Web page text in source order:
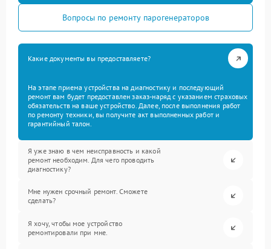
Вопросы по ремонту парогенераторов
Какие документы вы предоставляете?
На этапе приема устройства на диагностику и последующий
ремонт вам будет предоставлен заказ-наряд с указанием страховых
обязательств на ваше устройство. Далее, после выполнения работ
по ремонту техники, вы получите акт выполненных работ и
гарантийный талон.
Я уже знаю в чем неисправность и какой
ремонт необходим. Для чего проводить
диагностику?
Мне нужен срочный ремонт. Сможете
сделать?
Я хочу, чтобы мое устройство
ремонтировали при мне.